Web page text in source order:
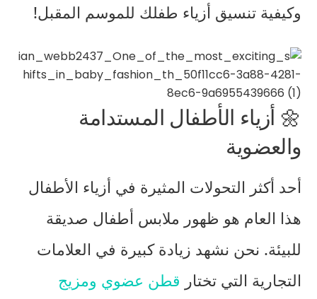
وكيفية تنسيق أزياء طفلك للموسم المقبل!
🌼 أزياء الأطفال المستدامة
والعضوية
أحد أكثر التحولات المثيرة في أزياء الأطفال
هذا العام هو ظهور ملابس أطفال صديقة
للبيئة. نحن نشهد زيادة كبيرة في العلامات
التجارية التي تختار قطن عضوي ومزيج